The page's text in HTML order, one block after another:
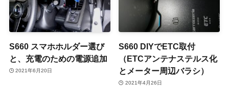
S660 スマホホルダー選び
と、充電のための電源追加
2021年6月20日
S660 DIYでETC取付
（ETCアンテナステルス化
とメーター周辺バラシ）
2021年4月26日